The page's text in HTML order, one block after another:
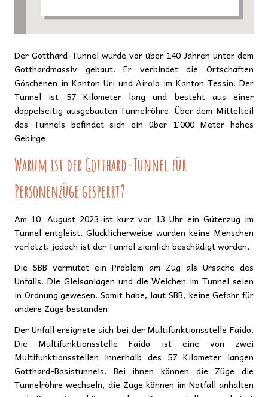
Der Gotthard-Tunnel wurde vor über 140 Jahren unter dem
Gotthardmassiv gebaut. Er verbindet die Ortschaften
Göschenen in Kanton Uri und Airolo im Kanton Tessin. Der
Tunnel ist 57 Kilometer lang und besteht aus einer
doppelseitig ausgebauten Tunnelröhre. Über dem Mittelteil
des Tunnels befindet sich ein über 1‘000 Meter hohes
Gebirge.
Warum ist der Gotthard-Tunnel für
Personenzüge gesperrt?
Am 10. August 2023 ist kurz vor 13 Uhr ein Güterzug im
Tunnel entgleist. Glücklicherweise wurden keine Menschen
verletzt, jedoch ist der Tunnel ziemlich beschädigt worden.
Die SBB vermutet ein Problem am Zug als Ursache des
Unfalls. Die Gleisanlagen und die Weichen im Tunnel seien
in Ordnung gewesen. Somit habe, laut SBB, keine Gefahr für
andere Züge bestanden.
Der Unfall ereignete sich bei der Multifunktionsstelle Faido.
Die Multifunktionsstelle Faido ist eine von zwei
Multifunktionsstellen innerhalb des 57 Kilometer langen
Gotthard-Basistunnels. Bei ihnen können die Züge die
Tunnelröhre wechseln, die Züge können im Notfall anhalten